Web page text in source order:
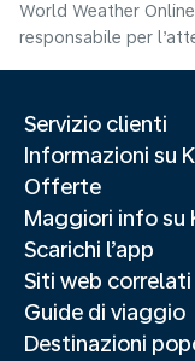
World Weather
responsabile per
Servizio clienti
Informazioni su
Offerte
Maggiori info su
Scarichi l’app
Siti web correlati
Guide di viaggio
Destinazioni